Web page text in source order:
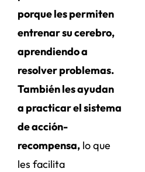
porque les permiten
entrenar su cerebro,
aprendiendo a
resolver problemas.
También les ayudan
a practicar el sistema
de acción-
recompensa, lo que
les facilita